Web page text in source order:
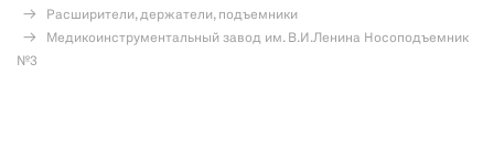
Расширители, держатели, подъемники
Медикоинструментальный завод им. В.И.Ленина Носоподъемник
№3